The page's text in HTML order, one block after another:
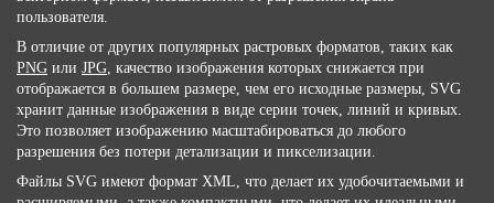
пользователя.
В отличие от других популярных растровых форматов, таких как
PNG или JPG, качество изображения которых снижается при
отображается в большем размере, чем его исходные размеры, SVG
хранит данные изображения в виде серии точек, линий и кривых.
Это позволяет изображению масштабироваться до любого
разрешения без потери детализации и пикселизации.
Файлы SVG имеют формат XML, что делает их удобочитаемыми и